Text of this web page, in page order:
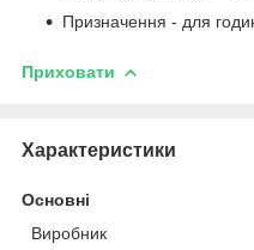
Призначення - для
Приховати
Характеристики
Основні
Виробник